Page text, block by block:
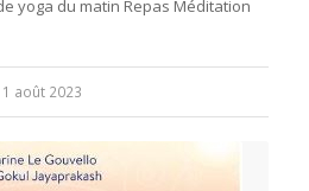
yoga du matin Repas Méditation
1 août 2023